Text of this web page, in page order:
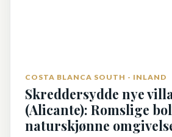
COSTA BLANCA SOUTH - INLAND
Skreddersydde nye
(Alicante): Romslige
naturskjønne